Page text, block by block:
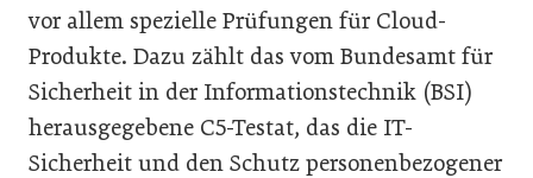
vor allem spezielle Prüfungen für Cloud-
Produkte. Dazu zählt das vom Bundesamt für
Sicherheit in der Informationstechnik (BSI)
herausgegebene C5-Testat, das die IT-
Sicherheit und den Schutz personenbezogener